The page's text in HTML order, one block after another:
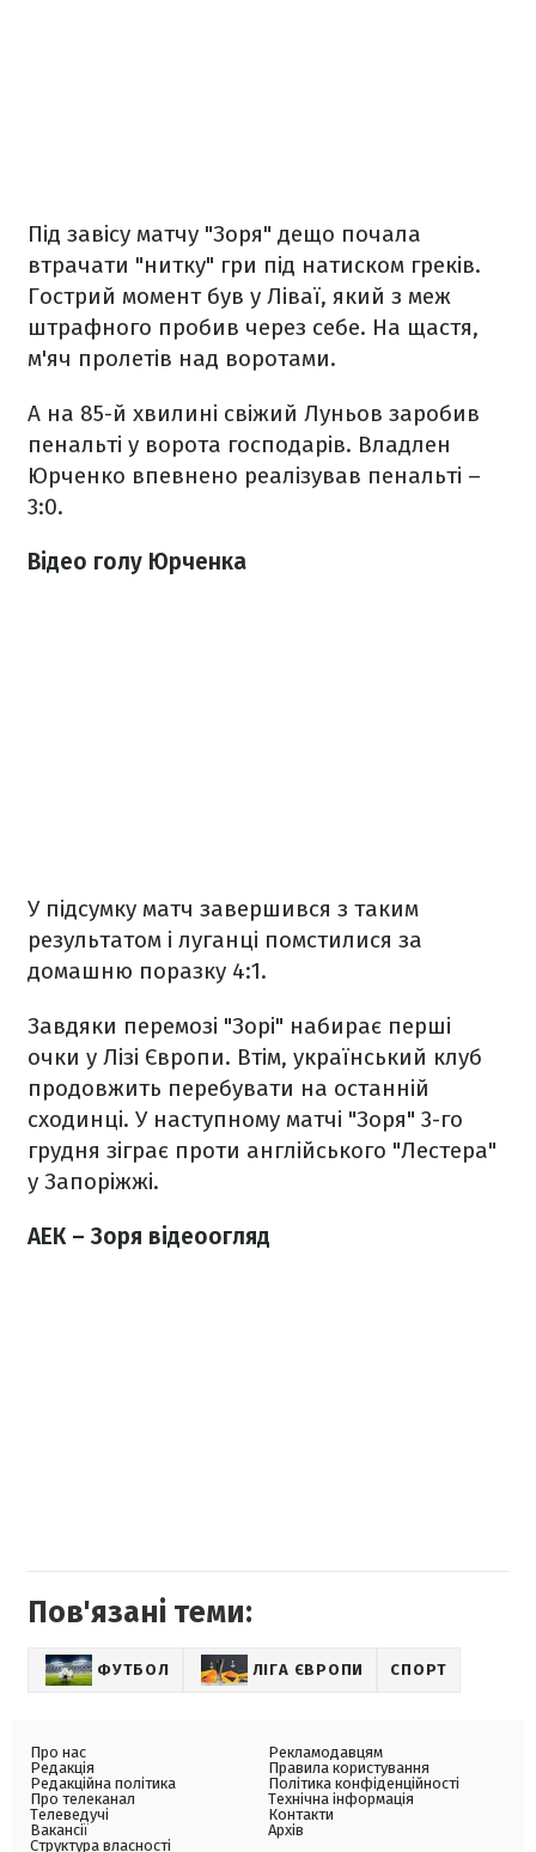
Під завісу матчу "Зоря" дещо почала
втрачати "нитку" гри під натиском греків.
Гострий момент був у Ліваї, який з меж
штрафного пробив через себе. На щастя,
м'яч пролетів над воротами.
А на 85-й хвилині свіжий Луньов заробив
пенальті у ворота господарів. Владлен
Юрченко впевнено реалізував пенальті –
3:0.
Відео голу Юрченка
У підсумку матч завершився з таким
результатом і луганці помстилися за
домашню поразку 4:1.
Завдяки перемозі "Зорі" набирає перші
очки у Лізі Європи. Втім, український клуб
продовжить перебувати на останній
сходинці. У наступному матчі "Зоря" 3-го
грудня зіграє проти англійського "Лестера"
у Запоріжжі.
АЕК – Зоря відеоогляд
Пов'язані теми:
ФУТБОЛ ЛІГА ЄВРОПИ СПОРТ
Про нас
Редакція
Редакційна політика
Про телеканал
Телеведучі
Вакансії
Структура власності
Рекламодавцям
Правила користування
Політика конфіденційності
Технічна інформація
Контакти
Архів